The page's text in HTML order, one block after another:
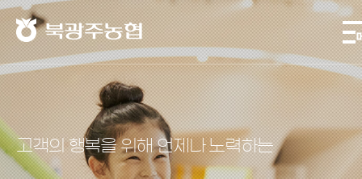
북광주농협
고객의 행복을 위해 언제나 노력하는